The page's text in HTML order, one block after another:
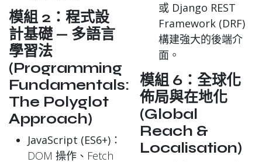
模組 2：程式設
計基礎 — 多語言
學習法
(Programming
Fundamentals:
The Polyglot
Approach)
JavaScript (ES6+) ：
DOM 操作、Fetch
或 Django REST
Framework (DRF)
構建強大的後端介
面。
模組 6：全球化
佈局與在地化
(Global
Reach &
Localisation)